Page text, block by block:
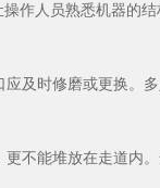
作人员熟悉机器的
及时修磨或更换。
不能堆放在走道内